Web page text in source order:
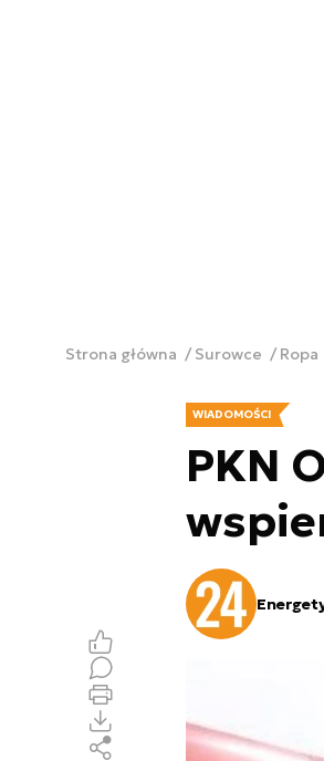
Strona główna Surowce Ropa
WIADOMOŚCI
PKN